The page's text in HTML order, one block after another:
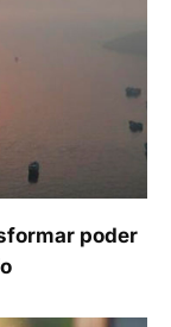
poder